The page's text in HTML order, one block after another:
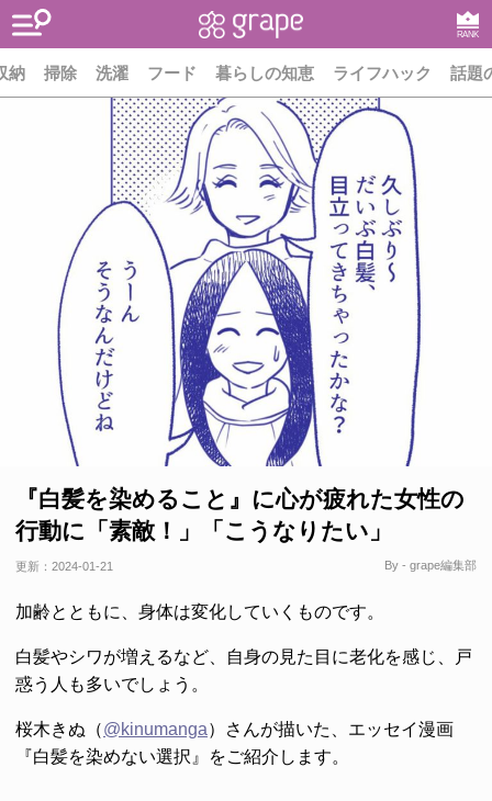
RANK
納 掃除 洗濯 フード 暮らしの知恵 ライフハック 話題
『白髪を染めること』に心が疲れた女性の
行動に「素敵！」「こうなりたい」
更新： 2024-01-21 By - grape編集部
加齢とともに、身体は変化していくものです。
白髪やシワが増えるなど、自身の見た目に老化を感じ、戸
惑う人も多いでしょう。
桜木きぬ（@kinumanga）さんが描いた、エッセイ漫画
『白髪を染めない選択』をご紹介します。